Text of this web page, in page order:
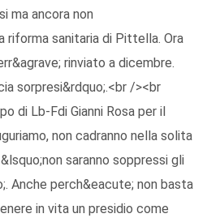
ma ancora non
riforma sanitaria di Pittella. Ora
rinviato a dicembre.
sorpresi&rdquo;.<br /><br
di Lb-Fdi Gianni Rosa per il
non cadranno nella solita
saranno soppressi gli
Anche perch&eacute; non basta
in vita un presidio come